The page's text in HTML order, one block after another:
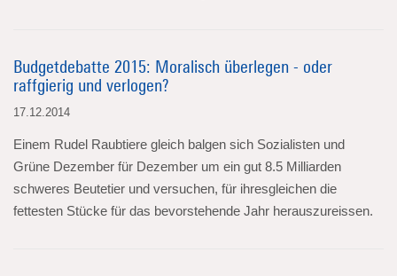
Budgetdebatte 2015: Moralisch überlegen - oder
raffgierig und verlogen?
17.12.2014
Einem Rudel Raubtiere gleich balgen sich Sozialisten und
Grüne Dezember für Dezember um ein gut 8.5 Milliarden
schweres Beutetier und versuchen, für ihresgleichen die
fettesten Stücke für das bevorstehende Jahr herauszureissen.